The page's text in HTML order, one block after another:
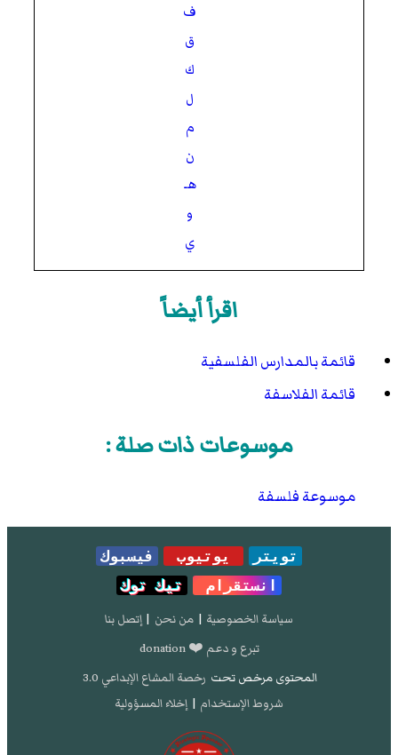
ف
ق
ك
ل
م
ن
هـ
و
ي
اقرأ أيضاً
قائمة بالمدارس الفلسفية
قائمة الفلاسفة
موسوعات ذات صلة :
موسوعة فلسفة
تويتر يوتيوب
فيسبوك
انستقرام
تيك توك
سياسة الخصوصية | من نحن | إتصل بنا
تبرع و دعم ❤️ donation
المحتوى مرخص تحت رخصة المشاع الإبداعي 3.0
شروط الإستخدام | إخلاء المسؤولية